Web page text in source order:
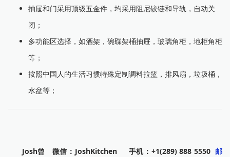
抽屉和门采用顶级五金件，均采用阻尼铰链和导轨，自动关
闭；
多功能区选择，如酒架，碗碟架桶抽屉，玻璃角柜，地柜角柜
等；
按照中国人的生活习惯特殊定制调料拉篮，排风扇，垃圾桶，
水盆等；
Josh曾 微信：JoshKitchen 手机：+1(289) 888 5550 邮